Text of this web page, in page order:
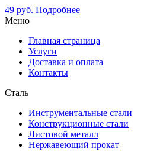
49 руб. Подробнее
Меню
Главная страница
Услуги
Доставка и оплата
Контакты
Сталь
Инструментальные стали
Конструкционные стали
Листовой металл
Нержавеющий прокат